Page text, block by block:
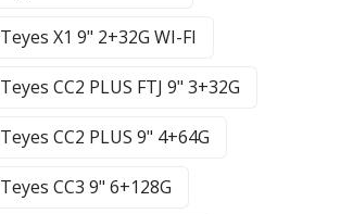
Teyes X1 9" 2+32G WI-FI
Teyes CC2 PLUS FTJ 9" 3+32G
Teyes CC2 PLUS 9" 4+64G
Teyes CC3 9" 6+128G